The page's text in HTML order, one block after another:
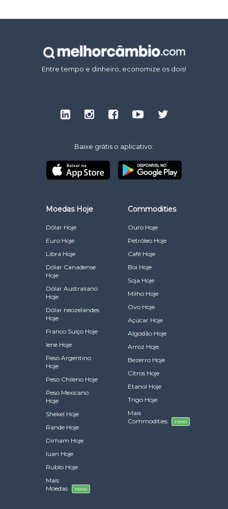
Entre tempo e dinheiro, economize os dois!
Baixe grátis o aplicativo:
Moedas Hoje
Dólar Hoje
Euro Hoje
Libra Hoje
Dólar Canadense
Hoje
Dólar Australiano
Hoje
Dólar neozelandes
Hoje
Franco Suiço Hoje
Iene Hoje
Peso Argentino
Hoje
Peso Chileno Hoje
Peso Mexicano
Hoje
Shekel Hoje
Rande Hoje
Dirham Hoje
Iuan Hoje
Rublo Hoje
Mais
Moedas
novo
Commodities
Ouro Hoje
Petróleo Hoje
Café Hoje
Boi Hoje
Soja Hoje
Milho Hoje
Ovo Hoje
Açúcar Hoje
Algodão Hoje
Arroz Hoje
Bezerro Hoje
Citros Hoje
Etanol Hoje
Trigo Hoje
Mais
Commodities
novo